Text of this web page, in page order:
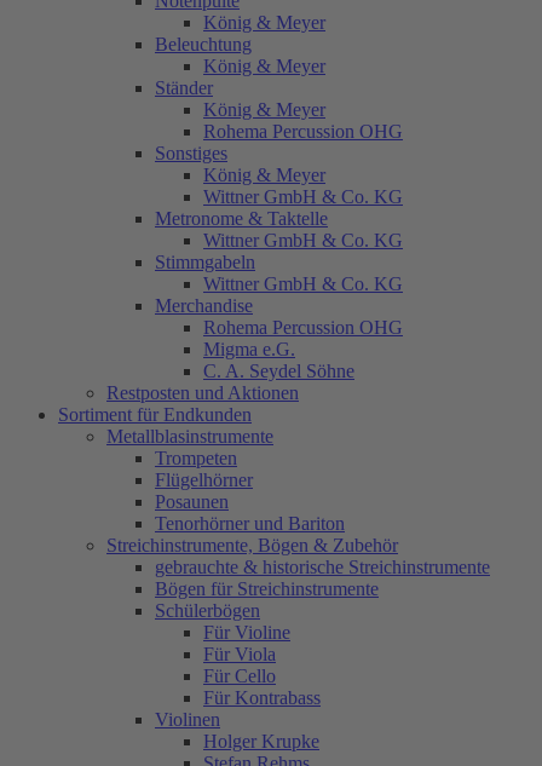
König & Meyer
Beleuchtung
König & Meyer
Ständer
König & Meyer
Rohema Percussion OHG
Sonstiges
König & Meyer
Wittner GmbH & Co. KG
Metronome & Taktelle
Wittner GmbH & Co. KG
Stimmgabeln
Wittner GmbH & Co. KG
Merchandise
Rohema Percussion OHG
Migma e.G.
C. A. Seydel Söhne
Restposten und Aktionen
Sortiment für Endkunden
Metallblasinstrumente
Trompeten
Flügelhörner
Posaunen
Tenorhörner und Bariton
Streichinstrumente, Bögen & Zubehör
gebrauchte & historische Streichinstrumente
Bögen für Streichinstrumente
Schülerbögen
Für Violine
Für Viola
Für Cello
Für Kontrabass
Violinen
Holger Krupke